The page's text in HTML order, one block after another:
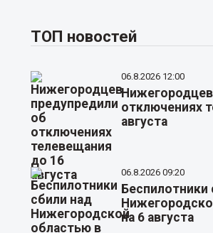
ТОП новостей
06.8.2026 12:00
отключениях
августа
06.8.2026 09:20
Беспилотники
на 6 августа